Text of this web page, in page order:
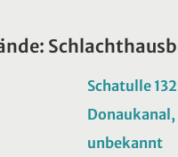
Schatulle
Donaukanal,
unbekannt